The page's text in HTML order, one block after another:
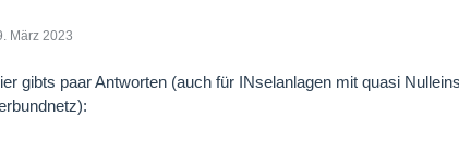
März 2023
gibts paar Antworten (auch für INselanlagen mit quasi